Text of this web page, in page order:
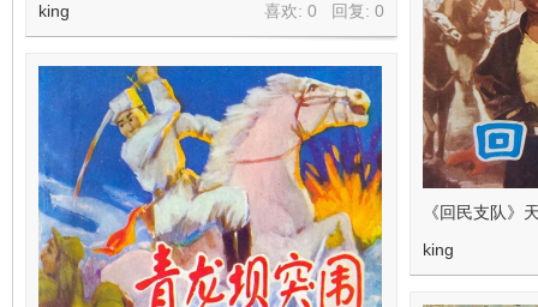
喜欢: 0 回复: 0
king
《回民支队》
king